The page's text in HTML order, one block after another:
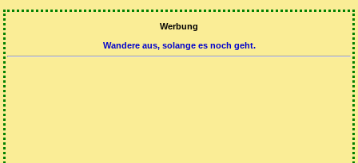
Werbung
Wandere aus, solange es noch geht.